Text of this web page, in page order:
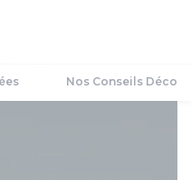
Nos Conseils Déco